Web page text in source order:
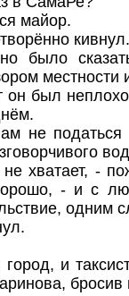
майор.
кивнул.
было
он был
не податься
хватает, -
- и с
одним
и
бросив